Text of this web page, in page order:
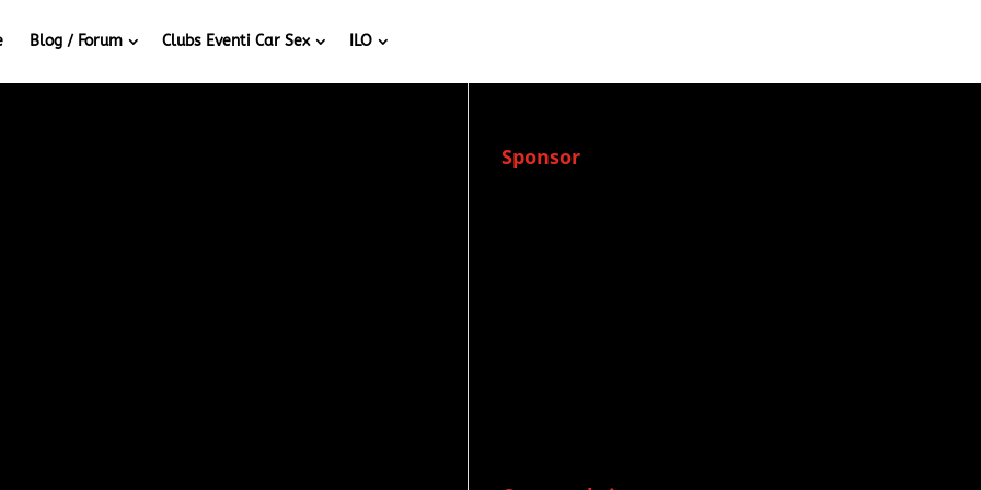
Blog / Forum Clubs Eventi Car Sex ILO
Sponsor